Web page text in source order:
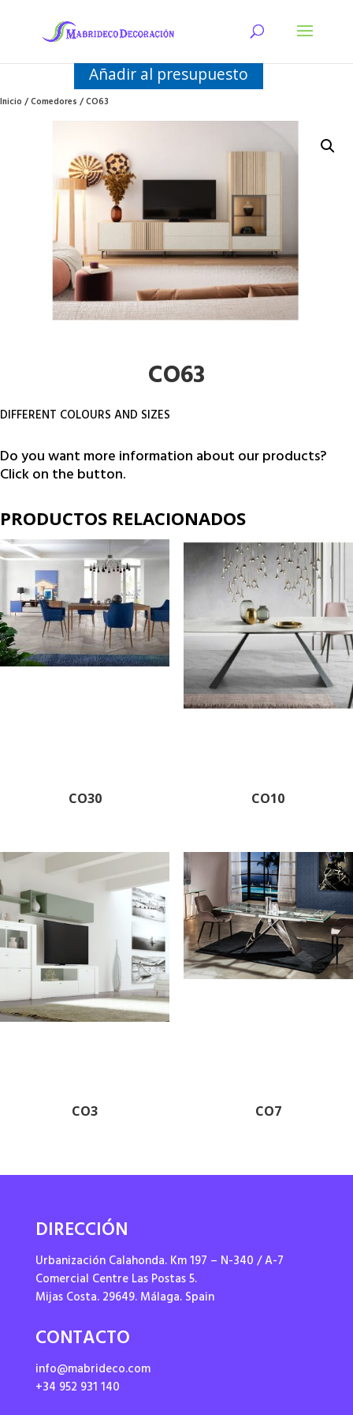
Añadir al presupuesto
Inicio/Comedores/ CO63
CO63
DIFFERENT COLOURS AND SIZES
Do you want more information about our products?
Click on the button.
PRODUCTOS RELACIONADOS
CO30 CO10
CO3 CO7
DIRECCIÓN
Urbanización Calahonda. Km 197 – N-340 / A-7
Comercial Centre Las Postas 5.
Mijas Costa. 29649. Málaga. Spain
CONTACTO
info@mabrideco.com
+34 952 931 140